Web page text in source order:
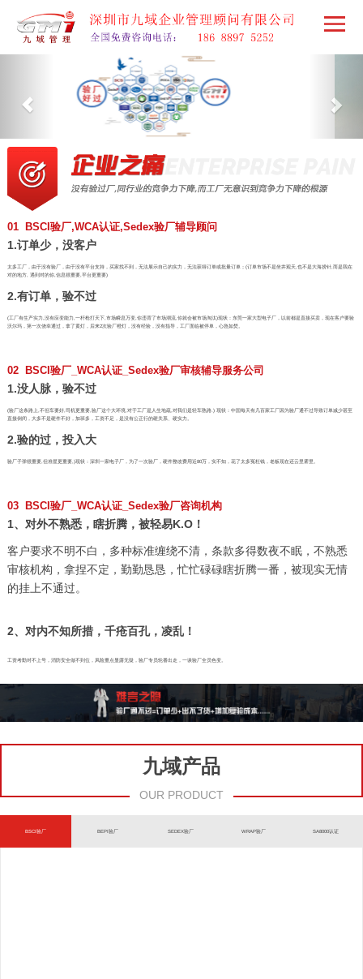
01 BSCI验厂,WCA认证,Sedex验厂辅导顾问
1.订单少，没客户
太多工厂，由于没有验厂，由于没有平台支持，买家找不到，无法展示自己的实力，无法获得订单或批量订单；(订单市场不是坐井观天,也不是大海捞针,而是我在
对的地方, 遇到对的你,信息很重要,平台更重要)
2.有订单，验不过
(工厂有生产实力,没有应变能力,一杆枪打天下,市场瞬息万变,你违背了市场潮流,你就会被市场淘汰)现状：东莞一家大型电子厂，以前都是直接买卖，现在客户要验
沃尔玛，第一次侥幸通过，拿了黄灯，后来2次验厂橙灯，没有经验，没有指导，工厂面临被停单，心急如焚。
02 BSCI验厂_WCA认证_Sedex验厂审核辅导服务公司
1.没人脉，验不过
(验厂这条路上,不但车要好,司机更重要,验厂这个大环境,对于工厂是人生地疏,对我们是轻车熟路.) 现状：中国每天有几百家工厂因为验厂通不过导致订单减少甚至
直接倒闭，大多不是硬件不好，加班多，工资不足，是没有公正行的硬关系、硬实力。
2.验的过，投入大
验厂子弹很重要,但准星更重要,)现状：深圳一家电子厂，为了一次验厂，硬件整改费用近80万，实不知，花了太多冤枉钱，老板现在还云里雾里。
03 BSCI验厂_WCA认证_Sedex验厂咨询机构
1、对外不熟悉，瞎折腾，被轻易K.O！
客户要求不明不白，多种标准缠绕不清，条款多得数夜不眠，不熟悉
审核机构，拿捏不定，勤勤恳恳，忙忙碌碌瞎折腾一番，被现实无情
的挂上不通过。
2、对内不知所措，千疮百孔，凌乱！
工资考勤对不上号，消防安全做不到位，风险重点显露无疑，验厂专员轮番出走，一谈验厂全员色变。
九域产品
OUR PRODUCT
BSCI验厂 BEPI验厂 SEDEX验厂 WRAP验厂 SA8000认证